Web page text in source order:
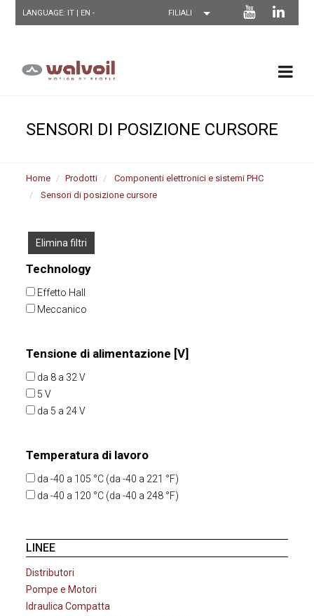
LANGUAGE: IT | EN-
SENSORI DI POSIZIONE CURSORE
Home Prodotti
Componenti elettronici e sistemi PHC
Sensori di posizione cursore
Elimina filtri
Technology
Effetto Hall
Meccanico
Tensione di alimentazione [V]
da 8 a 32 V
5 V
da 5 a 24 V
Temperatura di lavoro
da -40 a 105 °C (da -40 a 221 °F)
da -40 a 120 °C (da -40 a 248 °F)
LINEE
Distributori
Pompe e Motori
Idraulica Compatta